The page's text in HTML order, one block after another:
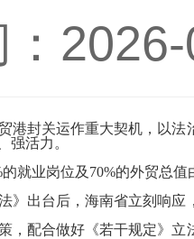
封关运作重大契机，以法
强活力。
的就业岗位及 70%的外贸总值
出台后，海南省立刻响
配合做好《若干规定》立